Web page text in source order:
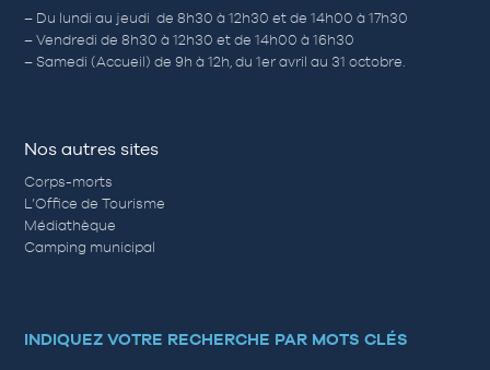
– Du lundi au jeudi de 8h30 à 12h30 et de 14h00 à 17h30
– Vendredi de 8h30 à 12h30 et de 14h00 à 16h30
– Samedi (Accueil) de 9h à 12h, du 1er avril au 31 octobre.
Nos autres sites
Corps-morts
L’Office de Tourisme
Médiathèque
Camping municipal
INDIQUEZ VOTRE RECHERCHE PAR MOTS CLÉS